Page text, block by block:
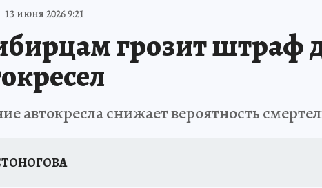
В РОССИИ ЗАПОВЕДНАЯ РОССИЯ
13 июня 2026 9:21
грозит штраф
автокресла снижает вероятность